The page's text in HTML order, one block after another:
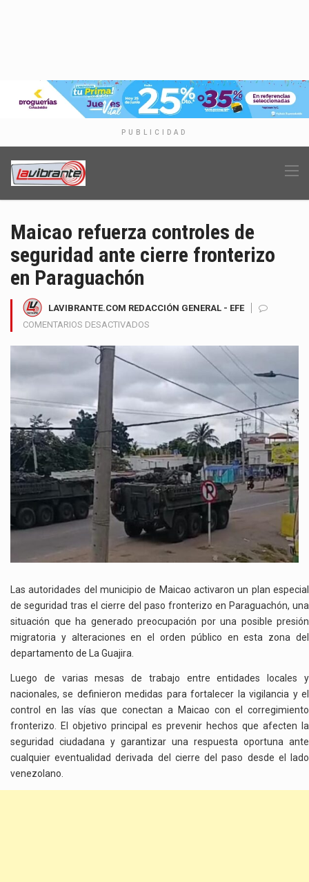
PUBLICIDAD
Maicao refuerza controles de
seguridad ante cierre fronterizo
en Paraguachón
LAVIBRANTE.COM REDACCIÓN GENERAL - EFE
COMENTARIOS DESACTIVADOS
DE
SEGURIDAD
ANTE
CIERRE
FRONTERIZO
EN
PARAGUACHÓN
Las autoridades del municipio de Maicao activaron un plan especial
de seguridad tras el cierre del paso fronterizo en Paraguachón, una
situación que ha generado preocupación por una posible presión
migratoria y alteraciones en el orden público en esta zona del
departamento de La Guajira.
Luego de varias mesas de trabajo entre entidades locales y
nacionales, se definieron medidas para fortalecer la vigilancia y el
control en las vías que conectan a Maicao con el corregimiento
fronterizo. El objetivo principal es prevenir hechos que afecten la
seguridad ciudadana y garantizar una respuesta oportuna ante
cualquier eventualidad derivada del cierre del paso desde el lado
venezolano.